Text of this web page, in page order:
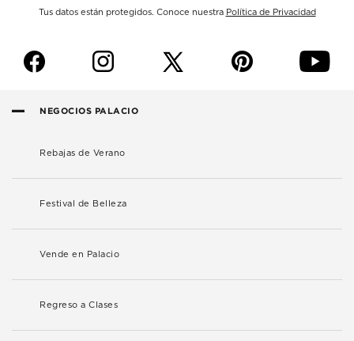
Tus datos están protegidos. Conoce nuestra Política de Privacidad
f i p y
NEGOCIOS PALACIO
Rebajas de Verano
Festival de Belleza
Vende en Palacio
Regreso a Clases